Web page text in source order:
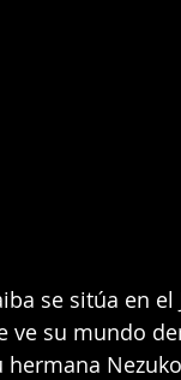
se sitúa en
ve su mundo